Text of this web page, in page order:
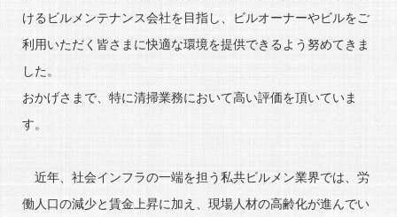
けるビルメンテナンス会社を目指し、ビルオーナーやビルをご
利用いただく皆さまに快適な環境を提供できるよう努めてきま
した。
おかげさまで、特に清掃業務において高い評価を頂いていま
す。
近年、社会インフラの一端を担う私共ビルメン業界では、労
働人口の減少と賃金上昇に加え、現場人材の高齢化が進んでい